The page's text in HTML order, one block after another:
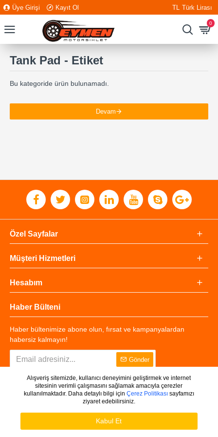
Üye Girişi Kayıt Ol TL Türk Lirası
0
Tank Pad - Etiket
Bu kategoride ürün bulunamadı.
Devam
Özel Sayfalar
Müşteri Hizmetleri
Hesabım
Haber Bülteni
Haber bültenimize abone olun, fırsat ve kampanyalardan
habersiz kalmayın!
Gönder
Copyright © 2025 - Tüm Hakları Saklıdır.
Alışveriş sitemizde, kullanıcı deneyimini geliştirmek ve internet
sitesinin verimli çalışmasını sağlamak amacıyla çerezler
kullanılmaktadır. Daha detaylı bilgi için Çerez Politikasısayfamızı
ziyaret edebilirsiniz.
Kabul Et
Ürünleri Filtrele